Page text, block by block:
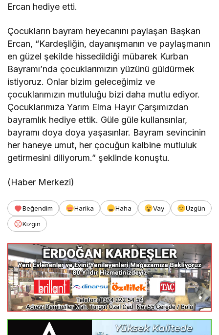
Ercan hediye etti.
Çocukların bayram heyecanını paylaşan Başkan
Ercan, “Kardeşliğin, dayanışmanın ve paylaşmanın
en güzel şekilde hissedildiği mübarek Kurban
Bayramı’nda çocuklarımızın yüzünü güldürmek
istiyoruz. Onlar bizim geleceğimiz ve
çocuklarımızın mutluluğu bizi daha mutlu ediyor.
Çocuklarımıza Yarım Elma Hayır Çarşımızdan
bayramlık hediye ettik. Güle güle kullansınlar,
bayramı doya doya yaşasınlar. Bayram sevincinin
her haneye umut, her çocuğun kalbine mutluluk
getirmesini diliyorum.” şeklinde konuştu.
(Haber Merkezi)
Beğendim Harika Haha Vay
Üzgün
Kızgın